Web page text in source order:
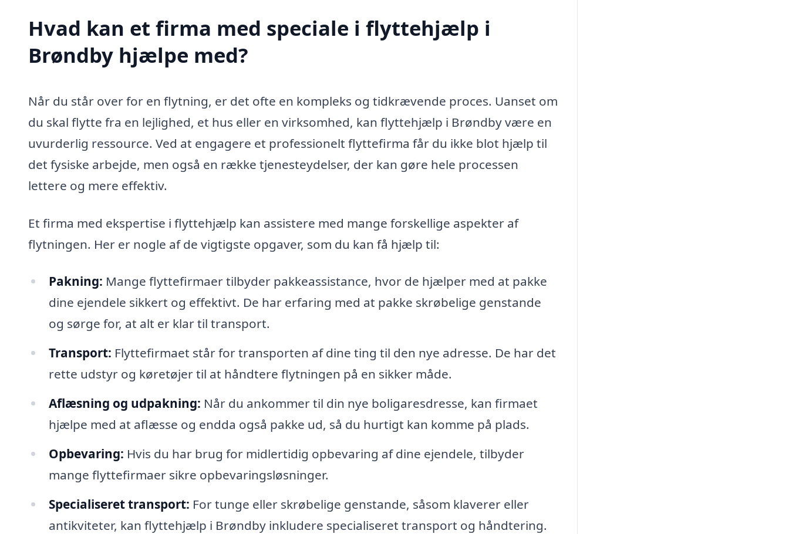
Hvad kan et firma med speciale i flyttehjælp i
Brøndby hjælpe med?
Når du står over for en flytning, er det ofte en kompleks og tidkrævende proces. Uanset om
du skal flytte fra en lejlighed, et hus eller en virksomhed, kan flyttehjælp i Brøndby være en
uvurderlig ressource. Ved at engagere et professionelt flyttefirma får du ikke blot hjælp til
det fysiske arbejde, men også en række tjenesteydelser, der kan gøre hele processen
lettere og mere effektiv.
Et firma med ekspertise i flyttehjælp kan assistere med mange forskellige aspekter af
flytningen. Her er nogle af de vigtigste opgaver, som du kan få hjælp til:
Pakning: Mange flyttefirmaer tilbyder pakkeassistance, hvor de hjælper med at pakke
dine ejendele sikkert og effektivt. De har erfaring med at pakke skrøbelige genstande
og sørge for, at alt er klar til transport.
Transport: Flyttefirmaet står for transporten af dine ting til den nye adresse. De har det
rette udstyr og køretøjer til at håndtere flytningen på en sikker måde.
Aflæsning og udpakning: Når du ankommer til din nye boligaresdresse, kan firmaet
hjælpe med at aflæsse og endda også pakke ud, så du hurtigt kan komme på plads.
Opbevaring: Hvis du har brug for midlertidig opbevaring af dine ejendele, tilbyder
mange flyttefirmaer sikre opbevaringsløsninger.
Specialiseret transport: For tunge eller skrøbelige genstande, såsom klaverer eller
antikviteter, kan flyttehjælp i Brøndby inkludere specialiseret transport og håndtering.